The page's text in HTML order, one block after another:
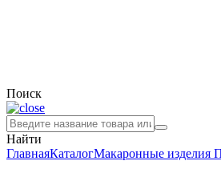
Поиск
Найти
ГлавнаяКаталогМакаронные изделия